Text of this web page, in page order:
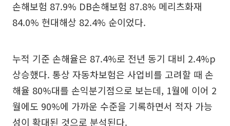
손해보험 87.9% DB손해보험 87.8% 메리츠화재
84.0% 현대해상 82.4% 순이었다.
누적 기준 손해율은 87.4%로 전년 동기 대비 2.4%p
상승했다. 통상 자동차보험은 사업비를 고려할 때 손
해율 80%대를 손익분기점으로 보는데, 1월에 이어 2
월에도 90%에 가까운 수준을 기록하면서 적자 가능
성이 확대된 것으로 분석된다.